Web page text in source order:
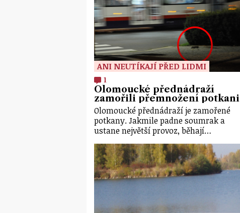
ANI NEUTÍKAJÍ PŘED LIDMI
1
Olomoucké přednádraží
zamořili přemnožení potkani
Olomoucké přednádraží je zamořené
potkany. Jakmile padne soumrak a
ustane největší provoz, běhají…